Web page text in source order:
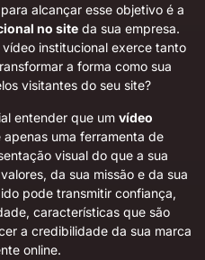
alcançar esse objetivo é a
no siteda sua empresa.
institucional exerce tanto
a forma como sua
visitantes do seu site?
entender que um vídeo
apenas uma ferramenta de
visual do que a sua
da sua missão e da sua
pode transmitir confiança,
características que são
a credibilidade da sua marca
online.